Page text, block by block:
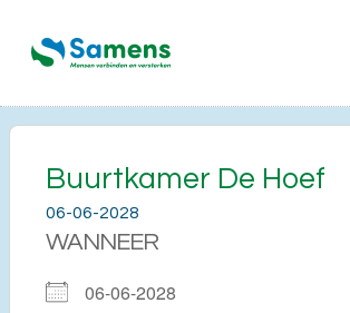
Buurtkamer De Hoef
06-06-2028
WANNEER
06-06-2028